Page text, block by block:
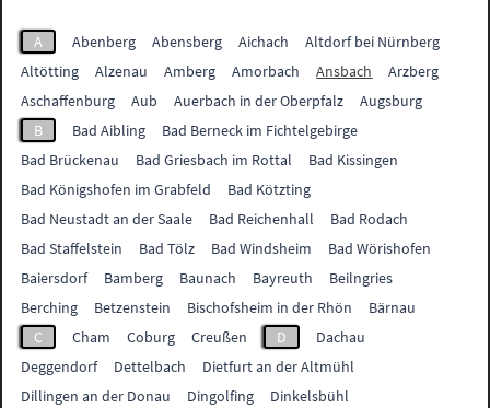
A Abenberg Abensberg Aichach
Altdorf bei Nürnberg
Altötting
Alzenau Amberg Amorbach Ansbach
Arzberg
Aschaffenburg
Aub Auerbach in der Oberpfalz
Augsburg
B
Bad Aibling
Bad Berneck im Fichtelgebirge
Bad Brückenau
Bad Griesbach im Rottal
Bad Kissingen
Bad Königshofen im Grabfeld
Bad Kötzting
Bad Neustadt an der Saale
Bad Reichenhall
Bad Rodach
Bad Staffelstein
Bad Tölz Bad Windsheim
Bad Wörishofen
Baiersdorf
Bamberg Baunach Bayreuth
Beilngries
Berching
Betzenstein Bischofsheim in der Rhön
Bärnau
C
Cham Coburg Creußen D
Dachau
Deggendorf
Dettelbach
Dietfurt an der Altmühl
Dillingen an der Donau
Dingolfing
Dinkelsbühl